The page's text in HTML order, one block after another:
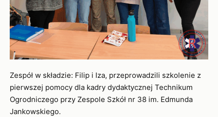
Zespół w składzie: Filip i Iza, przeprowadzili szkolenie z
pierwszej pomocy dla kadry dydaktycznej Technikum
Ogrodniczego przy Zespole Szkół nr 38 im. Edmunda
Jankowskiego.